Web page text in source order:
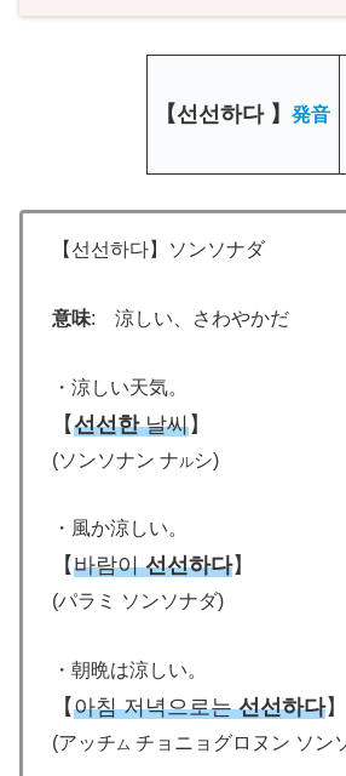
【선선하다】発音
【선선하다】ソンソナダ
意味: 涼しい、さわやかだ
・涼しい天気。
【선선한날씨】
(ソンソナン ナ ルシ)
・風か涼しい。
【바람이선선하다】
(パラミ ソンソナダ)
・朝晩は涼しい。
【아침 저녁으로는선선하다】
(アッチム チョニョグロヌン ソン